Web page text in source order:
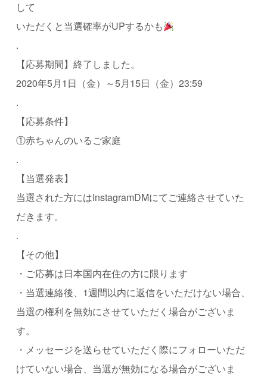
して
いただくと当選確率がUPするかも
.
【応募期間】終了しました。
2020年5月1日（金）～5月15日（金）23:59
.
【応募条件】
①赤ちゃんのいるご家庭
.
【当選発表】
当選された方にはInstagramDMにてご連絡させていた
だきます。
.
【その他】
・ご応募は日本国内在住の方に限ります
・当選連絡後、1週間以内に返信をいただけない場合、
当選の権利を無効にさせていただく場合がございま
す。
・メッセージを送らせていただく際にフォローいただ
けていない場合、当選が無効になる場合がございま